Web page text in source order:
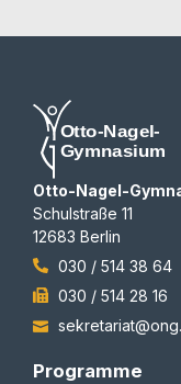
Otto-Nagel-
Schulstraße 11
12683 Berlin
030 / 514 38 64
030 / 514 28 16
Programme